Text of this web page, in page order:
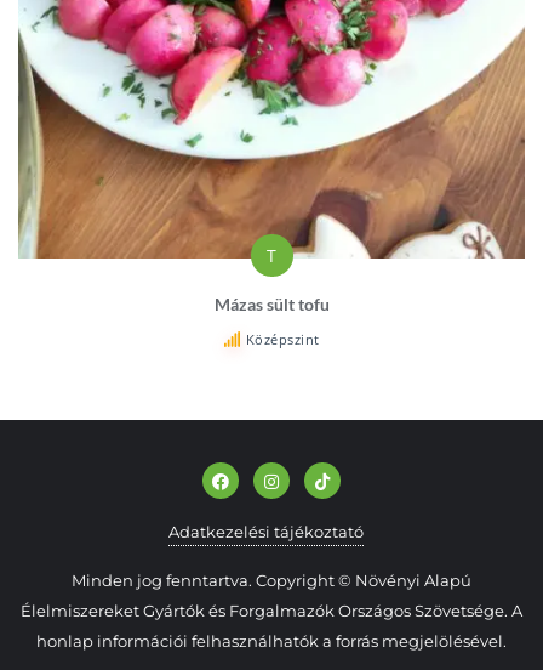
T
Mázas sült tofu
Középszint
Adatkezelési tájékoztató
Minden jog fenntartva. Copyright © Növényi Alapú
Élelmiszereket Gyártók és Forgalmazók Országos Szövetsége. A
honlap információi felhasználhatók a forrás megjelölésével.